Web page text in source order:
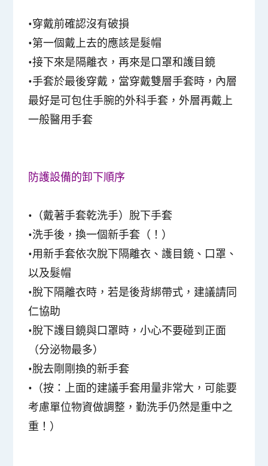
•穿戴前確認沒有破損
•第一個戴上去的應該是髮帽
•接下來是隔離衣，再來是口罩和護目鏡
•手套於最後穿戴，當穿戴雙層手套時，內層
最好是可包住手腕的外科手套，外層再戴上
一般醫用手套
防護設備的卸下順序
•（戴著手套乾洗手）脫下手套
•洗手後，換一個新手套（！）
•用新手套依次脫下隔離衣、護目鏡、口罩、
以及髮帽
•脫下隔離衣時，若是後背綁帶式，建議請同
仁協助
•脫下護目鏡與口罩時，小心不要碰到正面
（分泌物最多）
•脫去剛剛換的新手套
•（按：上面的建議手套用量非常大，可能要
考慮單位物資做調整，勤洗手仍然是重中之
重！）